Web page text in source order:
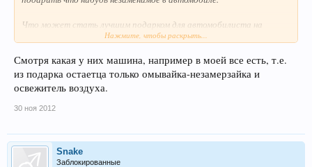
Что может стать лучшим подарком для автомобилиста на
Нажмите, чтобы раскрыть...
Смотря какая у них машина, например в моей все есть, т.е.
из подарка остаетца только омывайка-незамерзайка и
освежитель воздуха.
30 ноя 2012
Snake
Заблокированные